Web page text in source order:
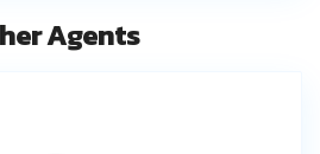
Agents